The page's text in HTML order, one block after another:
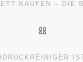
KAUFEN – DIE